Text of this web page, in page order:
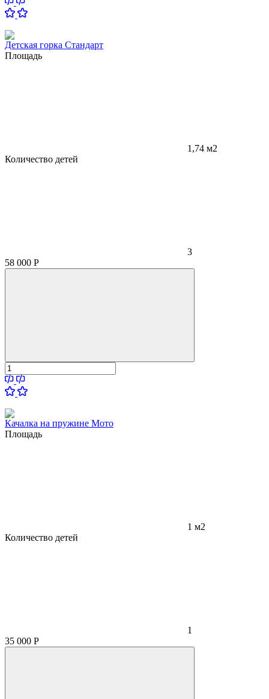
Детская горка Стандарт
Площадь
1,74 м2
Количество детей
3
58 000 Р
Качалка на пружине Мото
Площадь
1 м2
Количество детей
1
35 000 Р